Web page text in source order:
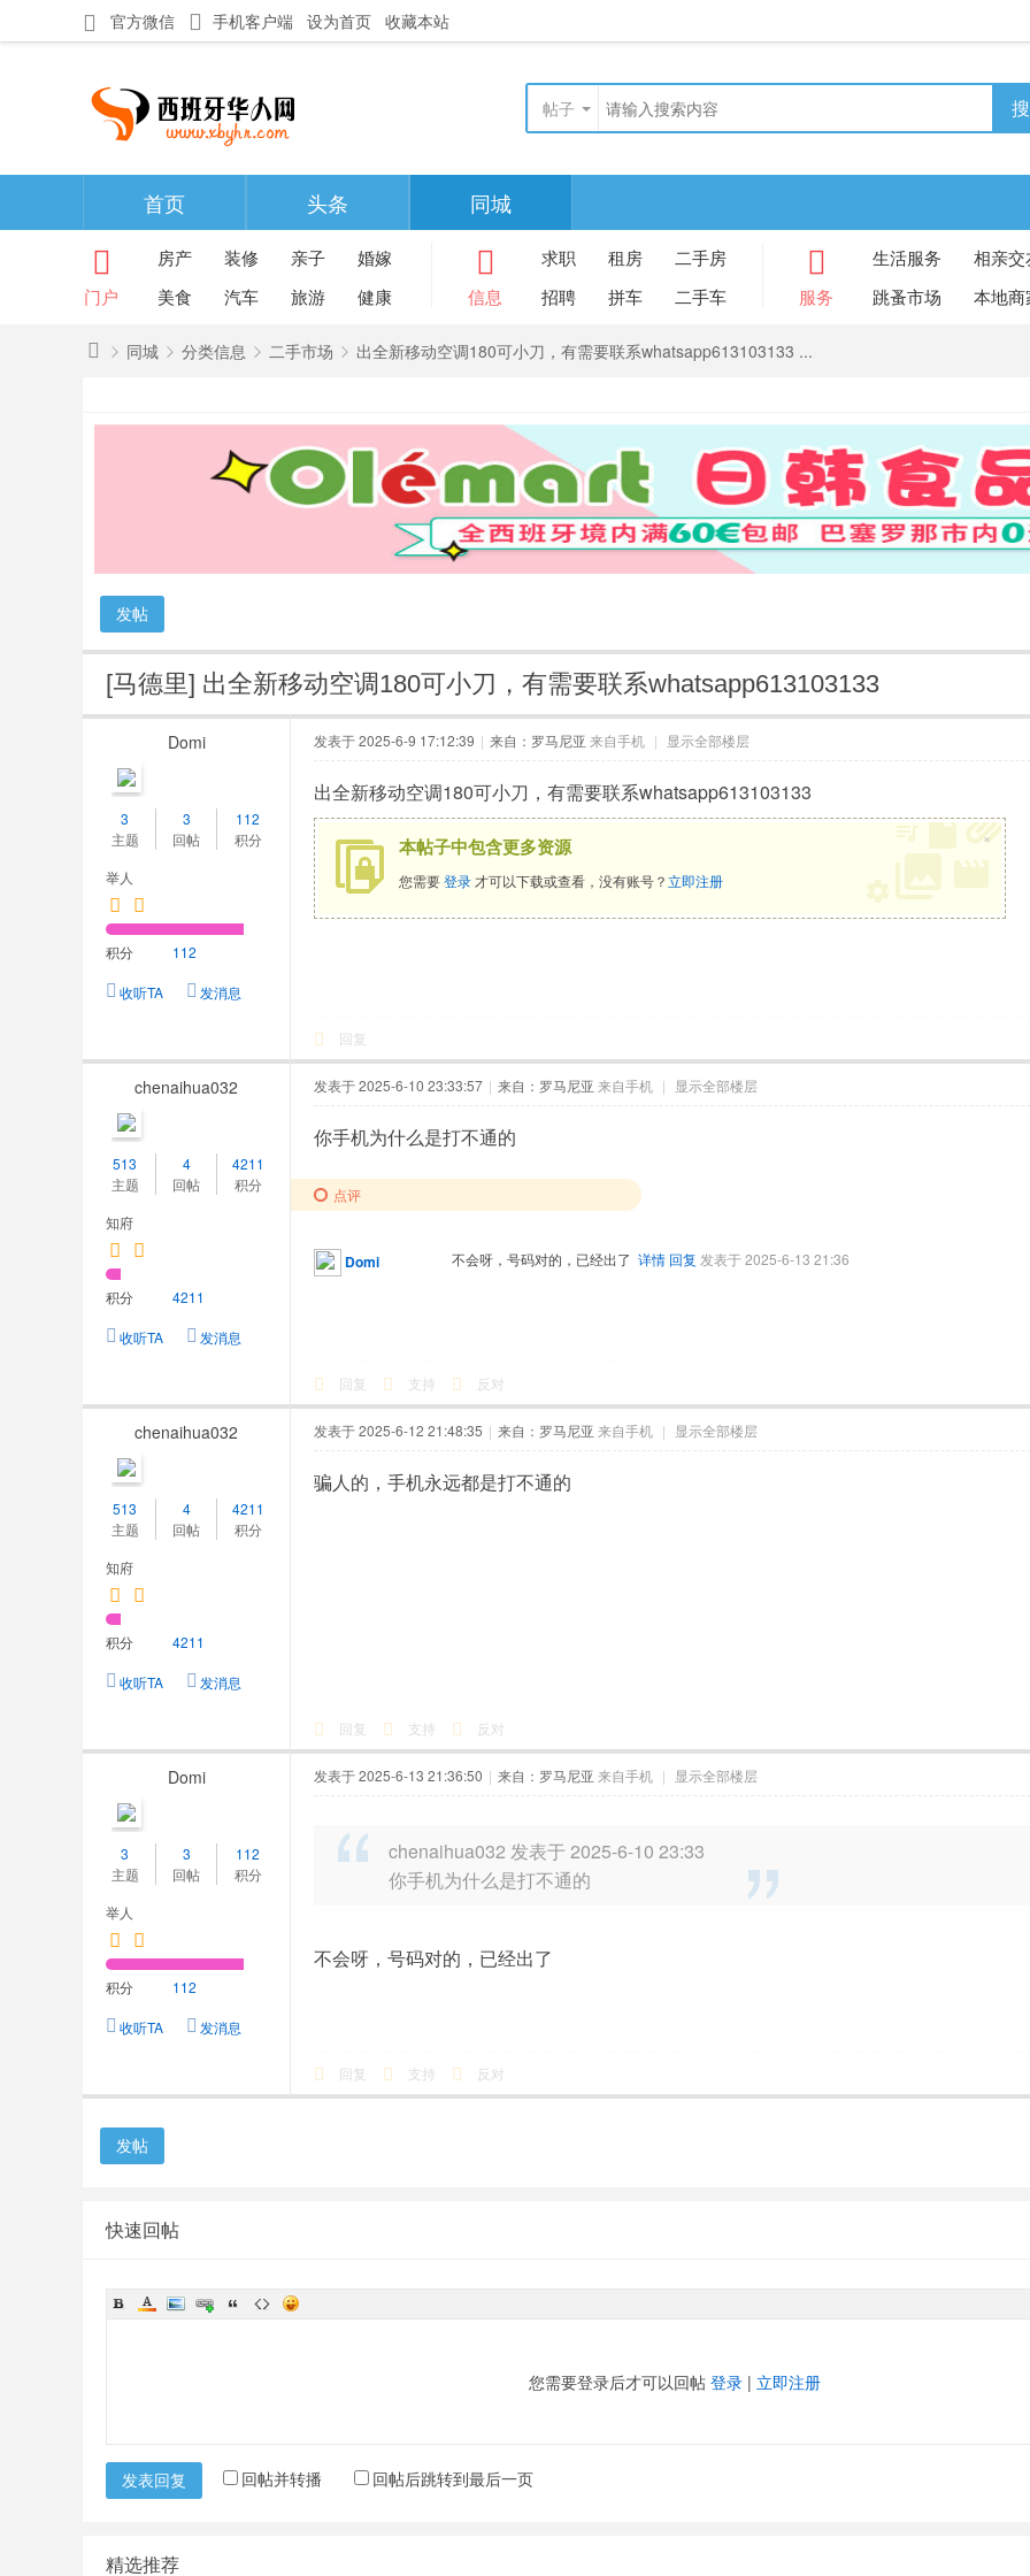
官方微信 手机客户端 设为首页 收藏本站
帖子
首页 头条 同城
门户
房产 装修 亲子
婚嫁
美食
汽车 旅游 健康 信息
求职 租房
二手房
招聘
拼车 二手车 服务
生活服务
相亲交
跳蚤市场
本地商
同城 分类信息 二手市场
›
出全新移动空调180可小刀，有需要联系whatsapp613103133 ...
发帖
[马德里] 出全新移动空调180可小刀，有需要联系whatsapp613103133
Domi
3
主题
3
回帖
112
积分
举人
积分 112
收听TA 发消息
发表于 2025-6-9 17:12:39 | 来自：罗马尼亚 来自手机 | 显示全部楼层
出全新移动空调180可小刀，有需要联系whatsapp613103133
本帖子中包含更多资源
您需要登录 才可以下载或查看，没有账号？立即注册
×
回复
chenaihua032
513
主题
4
回帖
4211
积分
知府
积分 4211
收听TA 发消息
发表于 2025-6-10 23:33:57 | 来自：罗马尼亚 来自手机 | 显示全部楼层
你手机为什么是打不通的
点评
Domi 不会呀，号码对的，已经出了 详情 回复 发表于 2025-6-13 21:36
回复 支持 反对
chenaihua032
513
主题
4
回帖
4211
积分
知府
积分 4211
收听TA 发消息
发表于 2025-6-12 21:48:35 | 来自：罗马尼亚 来自手机 | 显示全部楼层
骗人的，手机永远都是打不通的
回复 支持 反对
Domi
3
主题
3
回帖
112
积分
举人
积分 112
收听TA 发消息
发表于 2025-6-13 21:36:50 | 来自：罗马尼亚 来自手机 | 显示全部楼层
chenaihua032 发表于 2025-6-10 23:33
你手机为什么是打不通的
不会呀，号码对的，已经出了
回复 支持 反对
发帖
快速回帖
您需要登录后才可以回帖 登录 | 立即注册
发表回复 回帖并转播 回帖后跳转到最后一页
精选推荐